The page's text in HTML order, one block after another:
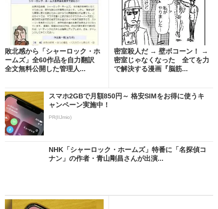
敗北感から「シャーロック・ホ
ームズ」全60作品を自力翻訳
全文無料公開した管理人...
密室殺人だ → 壁ボコーン！ →
密室じゃなくなった 全てを力
で解決する漫画『脳筋...
スマホ2GBで月額850円～ 格安SIMをお得に使うキ
ャンペーン実施中！
PR(IIJmio)
NHK「シャーロック・ホームズ」特番に「名探偵コ
ナン」の作者・青山剛昌さんが出演...